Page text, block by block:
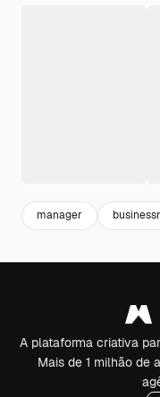
manager
A plataforma criativa
Mais de 1 milhão de